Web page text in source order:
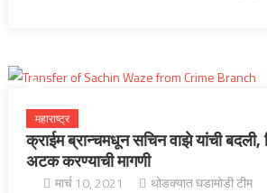
महाराष्ट्र
क्राईम ब्रान्चमधून सचिन वाझे यांची बदली,
अटक करण्याची मागणी
मार्च 10, 2021 थोडक्यात घडामोडी टीम